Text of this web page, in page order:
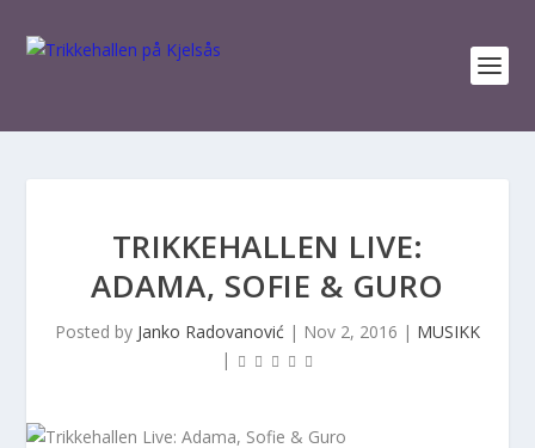
TRIKKEHALLEN LIVE:
ADAMA, SOFIE & GURO
Posted by Janko Radovanović | Nov 2, 2016 | MUSIKK
|